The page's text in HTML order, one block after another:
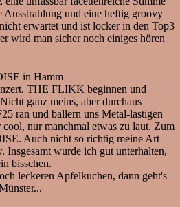
Ausstrahlung und eine heftig groovy
erwartet und ist locker in den Top3
wird man sicher noch einiges hören
in Hamm
THE FLIKK beginnen und
ganz meins, aber durchaus
ran und ballern uns Metal-lastigen
nur manchmal etwas zu laut. Zum
Auch nicht so richtig meine Art
Insgesamt wurde ich gut unterhalten,
bisschen.
leckeren Apfelkuchen, dann geht's